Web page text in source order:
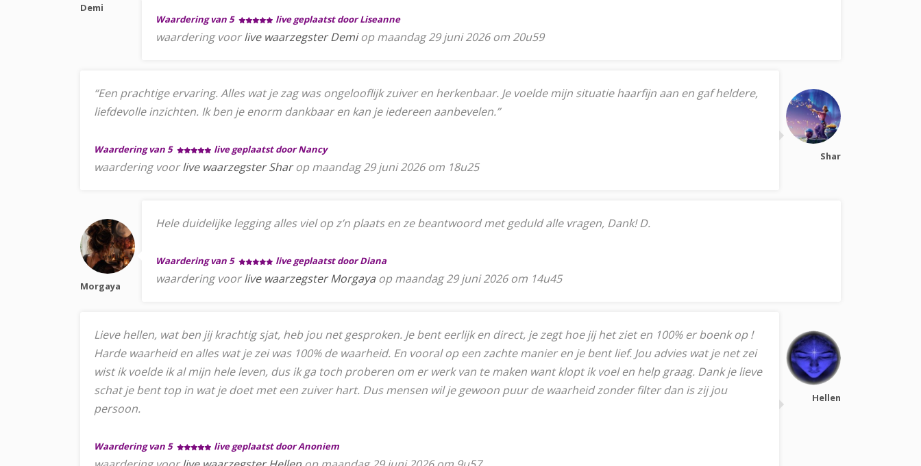
Demi
Waardering van 5 live geplaatst door Liseanne
waardering voorlive waarzegster Demiop maandag 29 juni 2026 om 20u59
Shar
“Een prachtige ervaring. Alles wat je zag was ongelooflijk zuiver en herkenbaar. Je voelde mijn situatie haarfijn aan en gaf heldere,
liefdevolle inzichten. Ik ben je enorm dankbaar en kan je iedereen aanbevelen.”
Waardering van 5 live geplaatst door Nancy
waardering voorlive waarzegster Sharop maandag 29 juni 2026 om 18u25
Morgaya
Hele duidelijke legging alles viel op z’n plaats en ze beantwoord met geduld alle vragen, Dank! D.
Waardering van 5 live geplaatst door Diana
waardering voorlive waarzegster Morgaya op maandag 29 juni 2026 om 14u45
Hellen
Lieve hellen, wat ben jij krachtig sjat, heb jou net gesproken. Je bent eerlijk en direct, je zegt hoe jij het ziet en 100% er boenk op !
Harde waarheid en alles wat je zei was 100% de waarheid. En vooral op een zachte manier en je bent lief. Jou advies wat je net zei
wist ik voelde ik al mijn hele leven, dus ik ga toch proberen om er werk van te maken want klopt ik voel en help graag. Dank je lieve
schat je bent top in wat je doet met een zuiver hart. Dus mensen wil je gewoon puur de waarheid zonder filter dan is zij jou
persoon.
Waardering van 5 live geplaatst door Anoniem